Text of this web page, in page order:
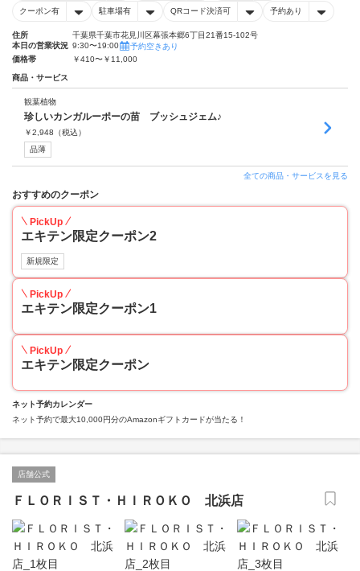
クーポン有 駐車場有 QRコード決済可 予約あり
住所
千葉県千葉市花見川区幕張本郷6丁目21番15-102号
本日の営業状況 9:30〜19:00
予約空きあり
価格帯
￥410〜￥11,000
商品・サービス
観葉植物
珍しいカンガルーポーの苗 ブッシュジェム♪
￥2,948 （税込）
品薄
全ての商品・サービスを見る
おすすめのクーポン
PickUp
エキテン限定クーポン2
新規限定
PickUp
エキテン限定クーポン1
PickUp
エキテン限定クーポン
ネット予約カレンダー
ネット予約で最大10,000円分のAmazonギフトカードが当たる！
店舗公式
ＦＬＯＲＩＳＴ・ＨＩＲＯＫＯ 北浜店